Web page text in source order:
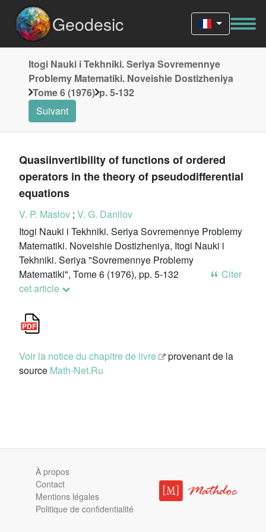
Geodesic
Itogi Nauki i Tekhniki. Seriya Sovremennye
Problemy Matematiki. Noveishie Dostizheniya
Tome 6 (1976) p. 5-132
Suivant
Quasiinvertibility of functions of ordered
operators in the theory of pseudodifferential
equations
V. P. Maslov ; V. G. Danilov
Itogi Nauki i Tekhniki. Seriya Sovremennye Problemy
Matematiki. Noveishie Dostizheniya, Itogi Nauki i
Tekhniki. Seriya "Sovremennye Problemy
Matematiki", Tome 6 (1976), pp. 5-132
Citer
cet article
Voir la notice du chapitre de livre
provenant de la
source Math-Net.Ru
À propos
Contact
Mentions légales
Politique de confidentialité